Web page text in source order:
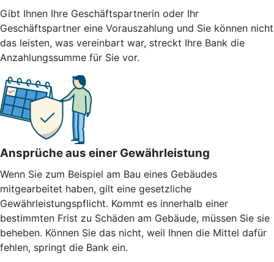
Gibt Ihnen Ihre Geschäftspartnerin oder Ihr
Geschäftspartner eine Vorauszahlung und Sie können nicht
das leisten, was vereinbart war, streckt Ihre Bank die
Anzahlungssumme für Sie vor.
Ansprüche aus einer Gewährleistung
Wenn Sie zum Beispiel am Bau eines Gebäudes
mitgearbeitet haben, gilt eine gesetzliche
Gewährleistungspflicht. Kommt es innerhalb einer
bestimmten Frist zu Schäden am Gebäude, müssen Sie sie
beheben. Können Sie das nicht, weil Ihnen die Mittel dafür
fehlen, springt die Bank ein.